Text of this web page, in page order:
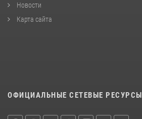
Новости
Карта сайта
ОФИЦИАЛЬНЫЕ СЕТЕВЫЕ РЕСУРСЫ